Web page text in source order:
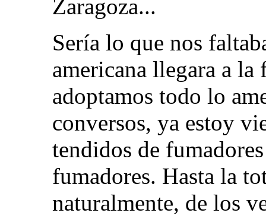
Zaragoza...
Sería lo que nos
americana llegara a
adoptamos todo lo
conversos, ya estoy
tendidos de
fumadores. Hasta la
naturalmente, de los